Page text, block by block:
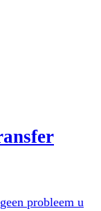
probleem u